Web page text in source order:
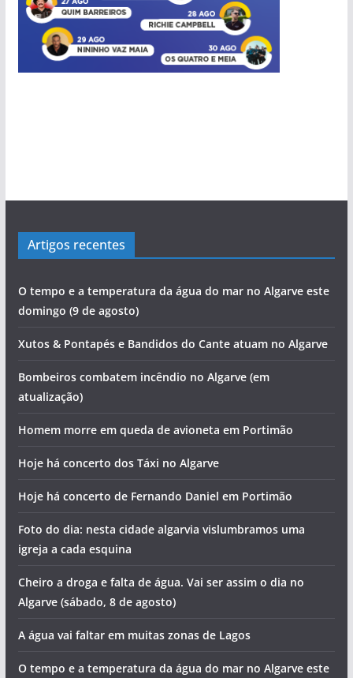
Artigos recentes
O tempo e a temperatura da água do mar no Algarve este
domingo (9 de agosto)
Xutos & Pontapés e Bandidos do Cante atuam no Algarve
Bombeiros combatem incêndio no Algarve (em
atualização)
Homem morre em queda de avioneta em Portimão
Hoje há concerto dos Táxi no Algarve
Hoje há concerto de Fernando Daniel em Portimão
Foto do dia: nesta cidade algarvia vislumbramos uma
igreja a cada esquina
Cheiro a droga e falta de água. Vai ser assim o dia no
Algarve (sábado, 8 de agosto)
A água vai faltar em muitas zonas de Lagos
O tempo e a temperatura da água do mar no Algarve este